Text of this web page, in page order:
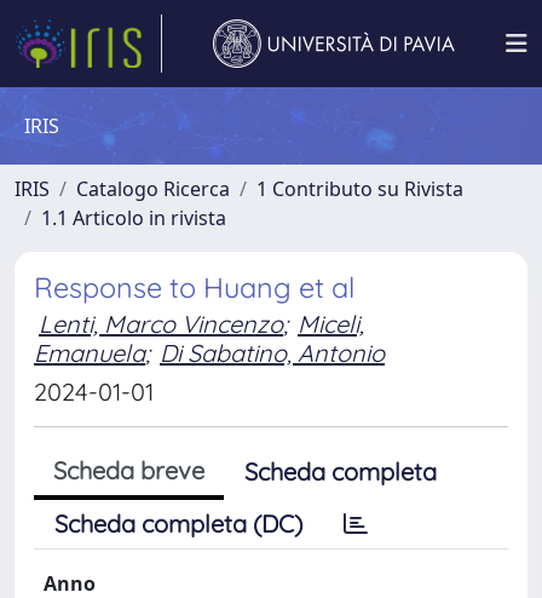
IRIS
IRIS Catalogo Ricerca
1 Contributo su Rivista
1.1 Articolo in rivista
Response to Huang et al
Lenti, Marco Vincenzo; Miceli,
Emanuela; Di Sabatino, Antonio
2024-01-01
Scheda breve
Scheda completa
Scheda completa (DC)
Anno